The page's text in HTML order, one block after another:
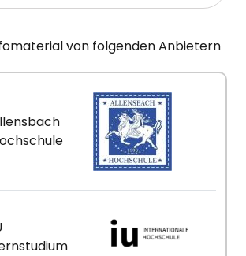
von folgenden Anbietern